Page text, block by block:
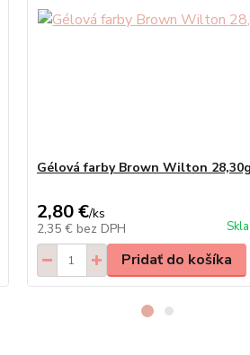
Gélová farby Brown Wilton 28,30g
2,80 €/ks
2,35 € bez DPH
Pridať do košíka